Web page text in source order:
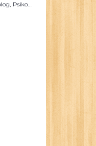
psk115 Psikolog, Psikoterapi ve Psikiyatri Merkezi, Terapi Odası Tablosu Sanatla Terapi